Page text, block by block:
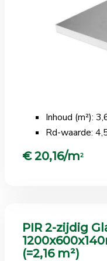
Inhoud (m²):
Rd-waarde:
€ 20,16/m2
PIR 2-zijdig
(=2,16 m²)